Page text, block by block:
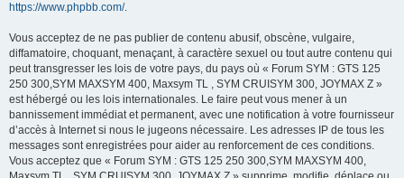
https://www.phpbb.com/.
Vous acceptez de ne pas publier de contenu abusif, obscène, vulgaire,
diffamatoire, choquant, menaçant, à caractère sexuel ou tout autre contenu qui
peut transgresser les lois de votre pays, du pays où « Forum SYM : GTS 125
250 300,SYM MAXSYM 400, Maxsym TL , SYM CRUISYM 300, JOYMAX Z »
est hébergé ou les lois internationales. Le faire peut vous mener à un
bannissement immédiat et permanent, avec une notification à votre fournisseur
d’accès à Internet si nous le jugeons nécessaire. Les adresses IP de tous les
messages sont enregistrées pour aider au renforcement de ces conditions.
Vous acceptez que « Forum SYM : GTS 125 250 300,SYM MAXSYM 400,